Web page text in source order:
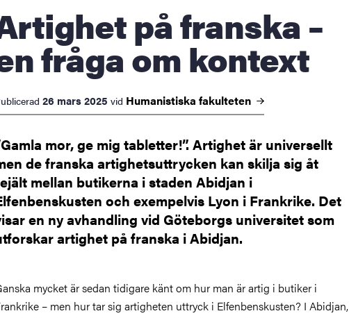
–
fråga om kontext
26 mars 2025 vid Humanistiska fakulteten
mor, ge mig tabletter!”. Artighet är universellt
de franska artighetsuttrycken kan skilja sig åt
mellan butikerna i staden Abidjan i
och exempelvis Lyon i Frankrike. Det
en ny avhandling vid Göteborgs universitet som
artighet på franska i Abidjan.
mycket är sedan tidigare känt om hur man är artig i butiker i
– men hur tar sig artigheten uttryck i Elfenbenskusten? I Abidjan,